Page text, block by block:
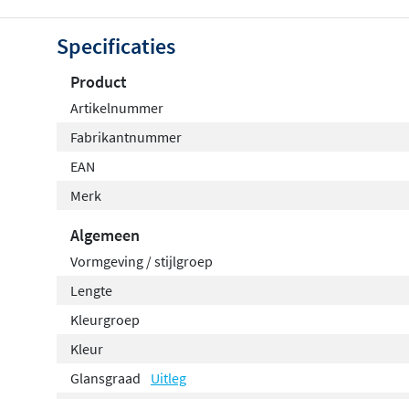
creëer je een harmonieus geheel.
Specificaties
Product
Artikelnummer
Fabrikantnummer
EAN
Merk
Algemeen
Vormgeving / stijlgroep
Lengte
Kleurgroep
Kleur
Glansgraad
Uitleg